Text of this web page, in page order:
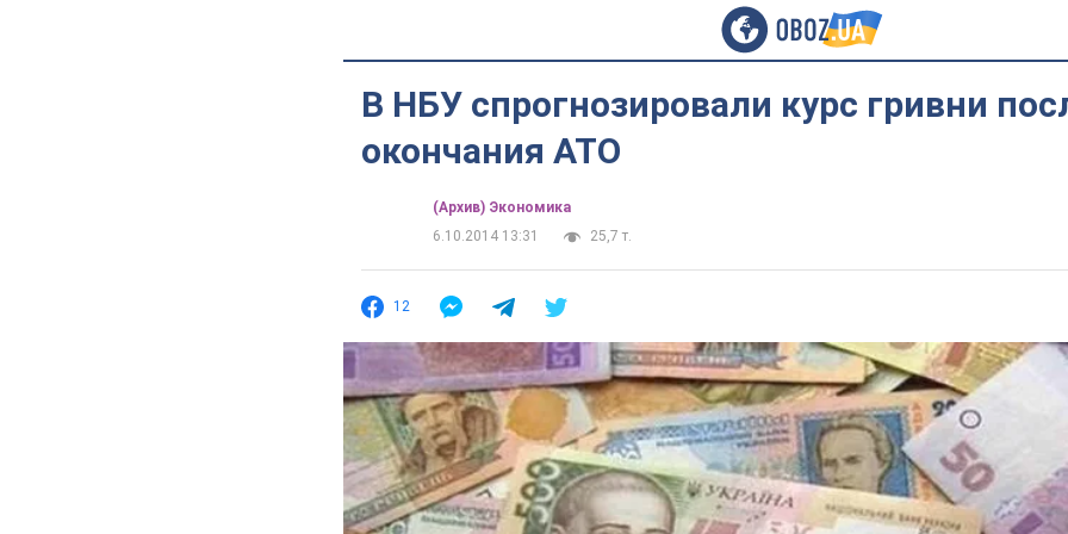
В НБУ спрогнозировали курс гривни
окончания АТО
(Архив) Экономика
6.10.2014 13:31
25,7 т.
12